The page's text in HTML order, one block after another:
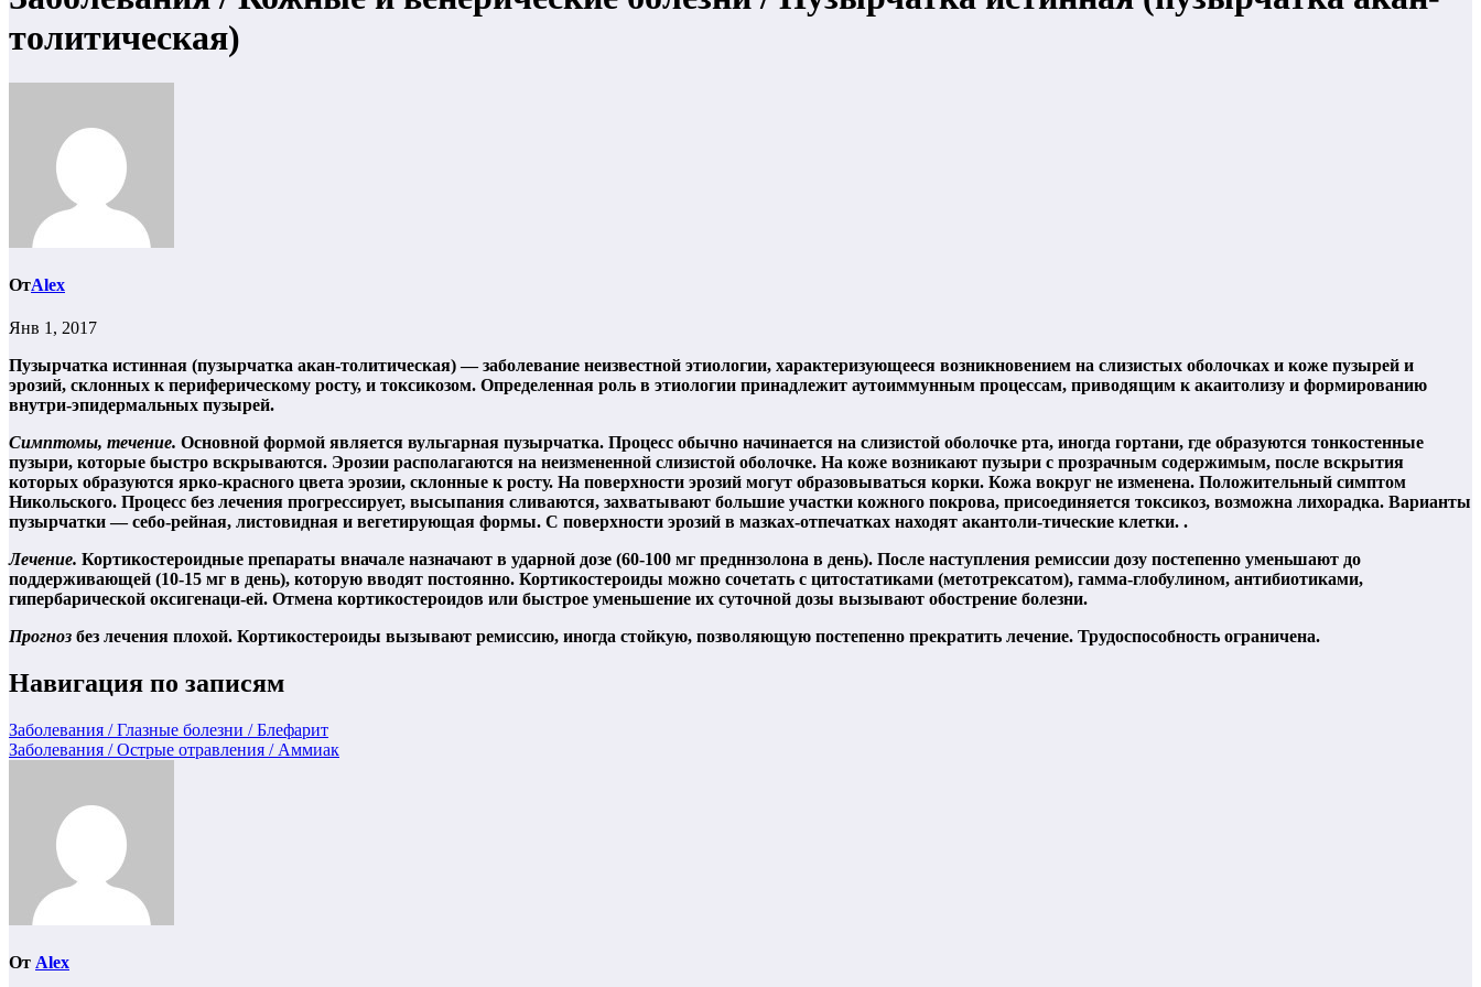
толитическая)
ОтAlex
Янв 1, 2017
Пузырчатка истинная (пузырчатка акан-толитическая)— заболевание неизвестной этиологии, характеризующееся возникновением на слизистых оболочках и коже пузырей и
эрозий, склонных к периферическому росту, и токсикозом. Определенная роль в этиологии принадлежит аутоиммунным процессам, приводящим к акаитолизу и формированию
внутри-эпидермальных пузырей.
Симптомы, течение. Основной формой является вульгарная пузырчатка. Процесс обычно начинается на слизистой оболочке рта, иногда гортани, где образуются тонкостенные
пузыри, которые быстро вскрываются. Эрозии располагаются на неизмененной слизистой оболочке. На коже возникают пузыри с прозрачным содержимым, после вскрытия
которых образуются ярко-красного цвета эрозии, склонные к росту. На поверхности эрозий могут образовываться корки. Кожа вокруг не изменена. Положительный симптом
Никольского. Процесс без лечения прогрессирует, высыпания сливаются, захватывают большие участки кожного покрова, присоединяется токсикоз, возможна лихорадка. Варианты
пузырчатки — себо-рейная, листовидная и вегетирующая формы. С поверхности эрозий в мазках-отпечатках находят акантоли-тические клетки. .
Лечение. Кортикостероидные препараты вначале назначают в ударной дозе (60-100 мг предннзолона в день). После наступления ремиссии дозу постепенно уменьшают до
поддерживающей (10-15 мг в день), которую вводят постоянно. Кортикостероиды можно сочетать с цитостатиками (метотрексатом), гамма-глобулином, антибиотиками,
гипербарической оксигенаци-ей. Отмена кортикостероидов или быстрое уменьшение их суточной дозы вызывают обострение болезни.
Прогноз без лечения плохой. Кортикостероиды вызывают ремиссию, иногда стойкую, позволяющую постепенно прекратить лечение. Трудоспособность ограничена.
Навигация по записям
Заболевания / Глазные болезни / Блефарит
Заболевания / Острые отравления / Аммиак
От Alex